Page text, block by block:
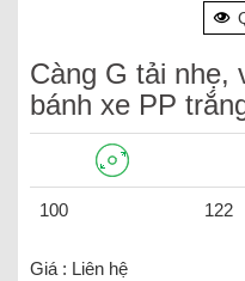
Càng G tải nhẹ,
bánh xe PP
100 122
Giá : Liên hệ